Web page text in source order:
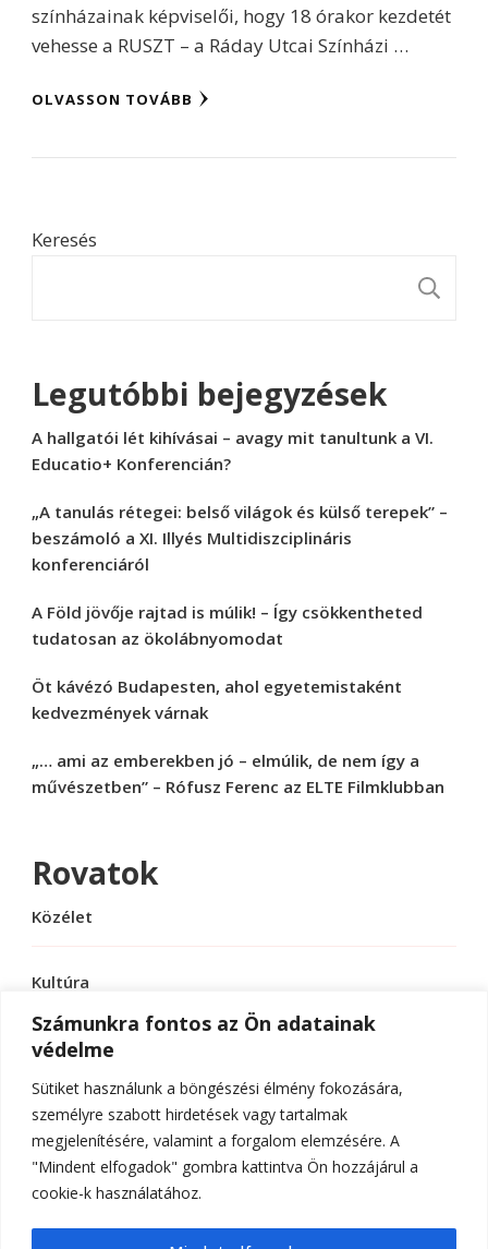
Számunkra fontos az Ön adatainak
védelme
Sütiket használunk a böngészési élmény fokozására,
személyre szabott hirdetések vagy tartalmak
megjelenítésére, valamint a forgalom elemzésére. A
"Mindent elfogadok" gombra kattintva Ön hozzájárul a
cookie-k használatához.
színházainak képviselői, hogy 18 órakor kezdetét
vehesse a RUSZT – a Ráday Utcai Színházi …
OLVASSON TOVÁBB
Keresés
Legutóbbi bejegyzések
A hallgatói lét kihívásai – avagy mit tanultunk a VI.
Educatio+ Konferencián?
„A tanulás rétegei: belső világok és külső terepek” –
beszámoló a XI. Illyés Multidiszciplináris
konferenciáról
A Föld jövője rajtad is múlik! – Így csökkentheted
tudatosan az ökolábnyomodat
Öt kávézó Budapesten, ahol egyetemistaként
kedvezmények várnak
„… ami az emberekben jó – elmúlik, de nem így a
művészetben” – Rófusz Ferenc az ELTE Filmklubban
Rovatok
Közélet
Kultúra
Sport
Tudomány
© Szerzői jog 2026 ELTE Online